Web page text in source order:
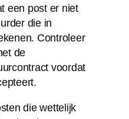
een post er niet
die in
Controleer
de
voordat
die wettelijk